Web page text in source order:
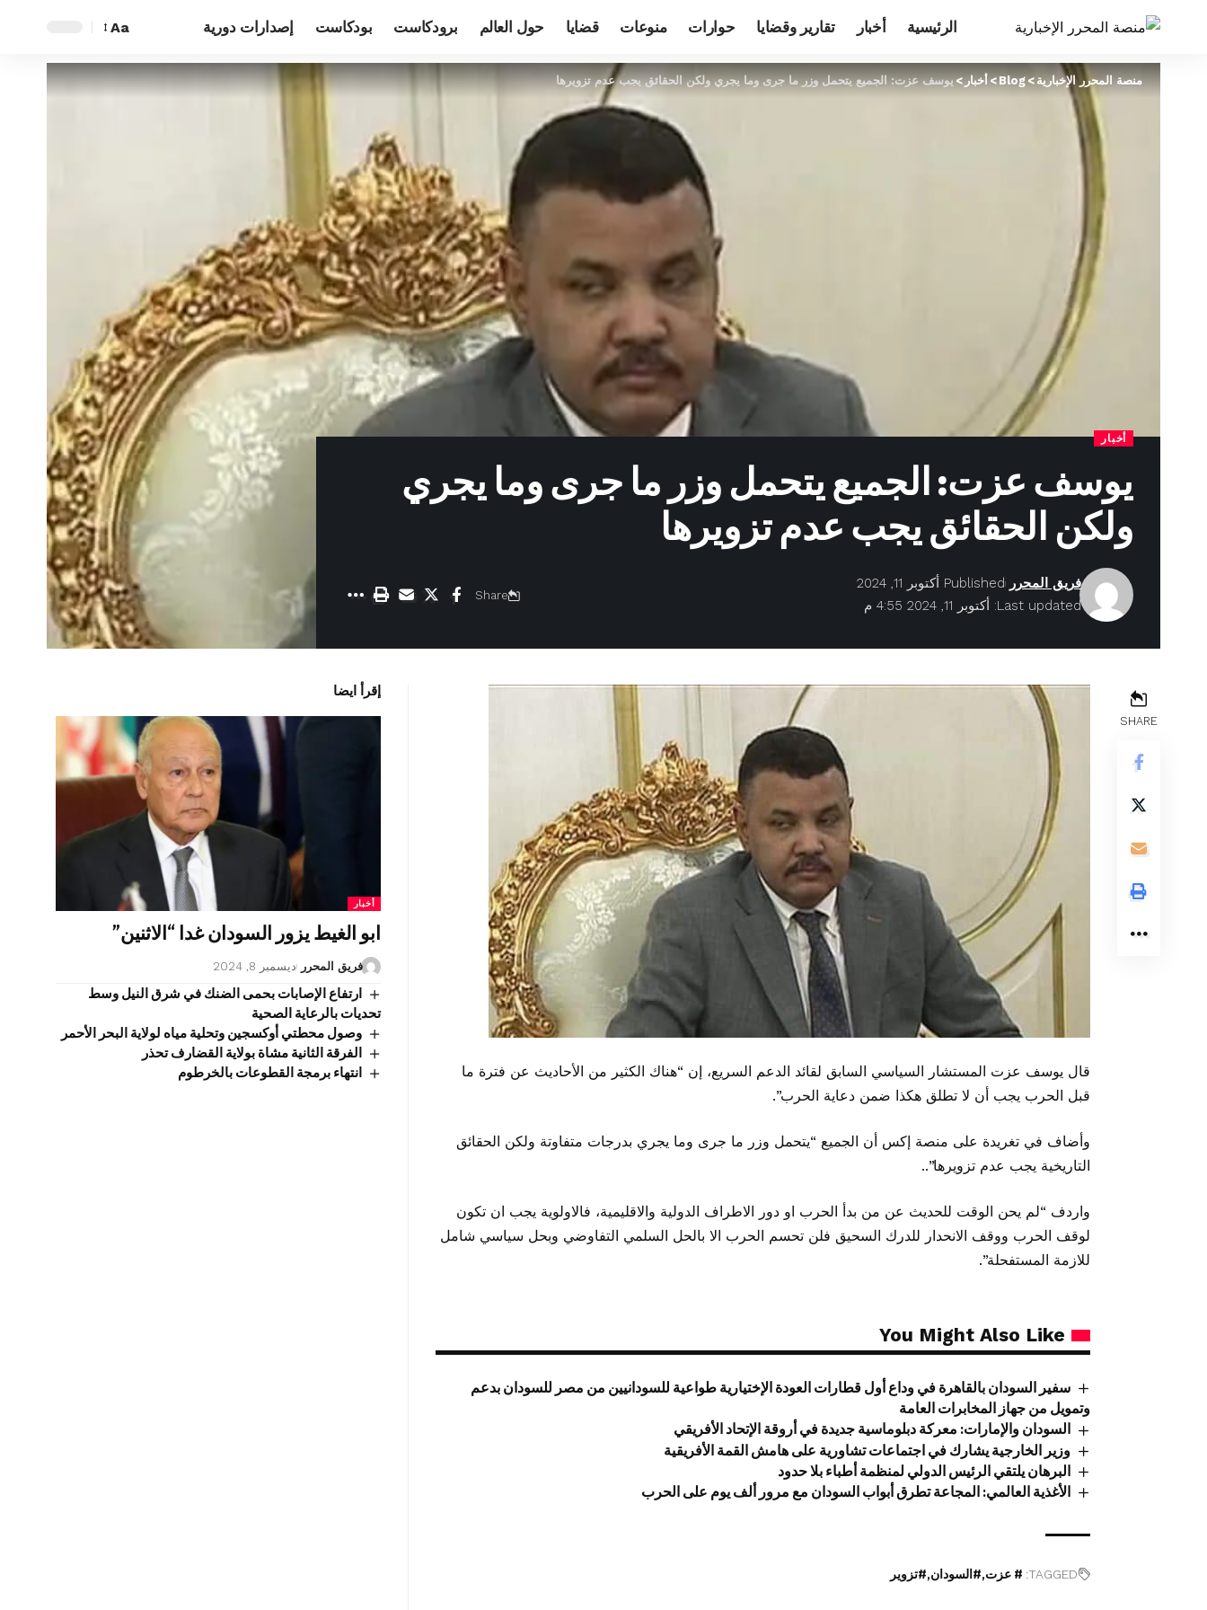
الرئيسية أخبار تقارير وقضايا حوارات منوعات قضايا حول العالم برودكاست بودكاست إصدارات دورية Aa
منصة المحرر الإخبارية >
Blog
> أخبار>يوسف عزت: الجميع يتحمل وزر ما جرى وما يجري ولكن الحقائق يجب عدم تزويرها
أخبار
يوسف عزت: الجميع يتحمل وزر ما جرى وما يجري
ولكن الحقائق يجب عدم تزويرها
Last updated: أكتوبر 11, 2024 4:55 م
فريق المحرر Published أكتوبر 11, 2024
Share
SHARE
قال يوسف عزت المستشار السياسي السابق لقائد الدعم السريع، إن “هناك الكثير من الأحاديث عن فترة ما
قبل الحرب يجب أن لا تطلق هكذا ضمن دعاية الحرب”.
وأضاف في تغريدة على منصة إكس أن الجميع “يتحمل وزر ما جرى وما يجري بدرجات متفاوتة ولكن الحقائق
التاريخية يجب عدم تزويرها”..
واردف “لم يحن الوقت للحديث عن من بدأ الحرب او دور الاطراف الدولية والاقليمية، فالاولوية يجب ان تكون
لوقف الحرب ووقف الانحدار للدرك السحيق فلن تحسم الحرب الا بالحل السلمي التفاوضي وبحل سياسي شامل
للازمة المستفحلة”.
You Might Also Like
سفير السودان بالقاهرة في وداع أول قطارات العودة الإختيارية طواعية للسودانيين من مصر للسودان بدعم
وتمويل من جهاز المخابرات العامة
السودان والإمارات: معركة دبلوماسية جديدة في أروقة الإتحاد الأفريقي
وزير الخارجية يشارك في اجتماعات تشاورية على هامش القمة الأفريقية
البرهان يلتقي الرئيس الدولي لمنظمة أطباء بلا حدود
الأغذية العالمي: المجاعة تطرق أبواب السودان مع مرور ألف يوم على الحرب
TAGGED: # عزت #السودان #تزوير
إقرأ ايضا
أخبار
ابو الغيط يزور السودان غدا “الاثنين”
فريق المحرر ديسمبر 8, 2024
ارتفاع الإصابات بحمى الضنك في شرق النيل وسط
تحديات بالرعاية الصحية
وصول محطتي أوكسجين وتحلية مياه لولاية البحر الأحمر
الفرقة الثانية مشاة بولاية القضارف تحذر
انتهاء برمجة القطوعات بالخرطوم